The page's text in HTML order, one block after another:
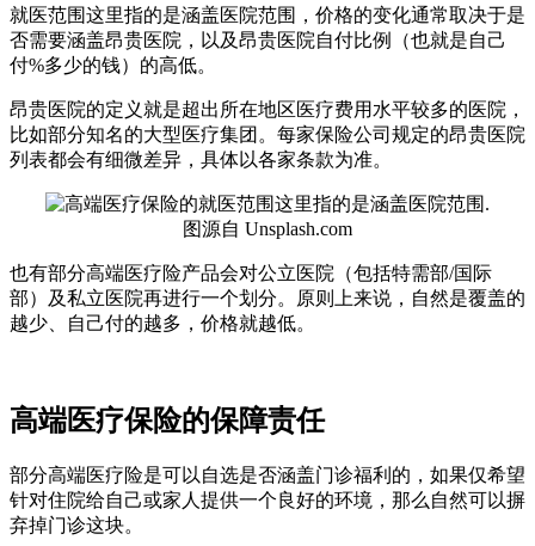
就医范围这里指的是涵盖医院范围，价格的变化通常取决于是
否需要涵盖昂贵医院，以及昂贵医院自付比例（也就是自己
付%多少的钱）的高低。
昂贵医院的定义就是超出所在地区医疗费用水平较多的医院，
比如部分知名的大型医疗集团。每家保险公司规定的昂贵医院
列表都会有细微差异，具体以各家条款为准。
图源自 Unsplash.com
也有部分高端医疗险产品会对公立医院（包括特需部/国际
部）及私立医院再进行一个划分。原则上来说，自然是覆盖的
越少、自己付的越多，价格就越低。
高端医疗保险的保障责任
部分高端医疗险是可以自选是否涵盖门诊福利的，如果仅希望
针对住院给自己或家人提供一个良好的环境，那么自然可以摒
弃掉门诊这块。